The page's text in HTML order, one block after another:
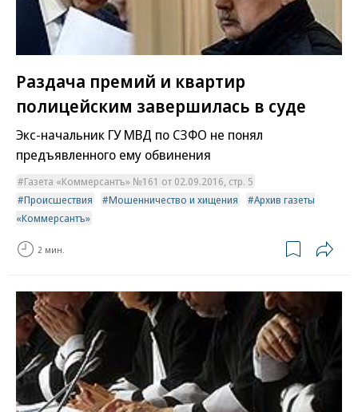
Раздача премий и квартир
полицейским завершилась в суде
Экс-начальник ГУ МВД по СЗФО не понял
предъявленного ему обвинения
Газета «Коммерсантъ» №161 от 02.09.2016, стр. 5
Происшествия
Мошенничество и хищения
Архив газеты
«Коммерсантъ»
2 мин.